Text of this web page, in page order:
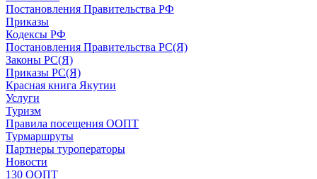
Постановления Правительства РФ
Приказы
Кодексы РФ
Постановления Правительства РС(Я)
Законы РС(Я)
Приказы РС(Я)
Красная книга Якутии
Услуги
Туризм
Правила посещения ООПТ
Турмаршруты
Партнеры туроператоры
Новости
130 ООПТ